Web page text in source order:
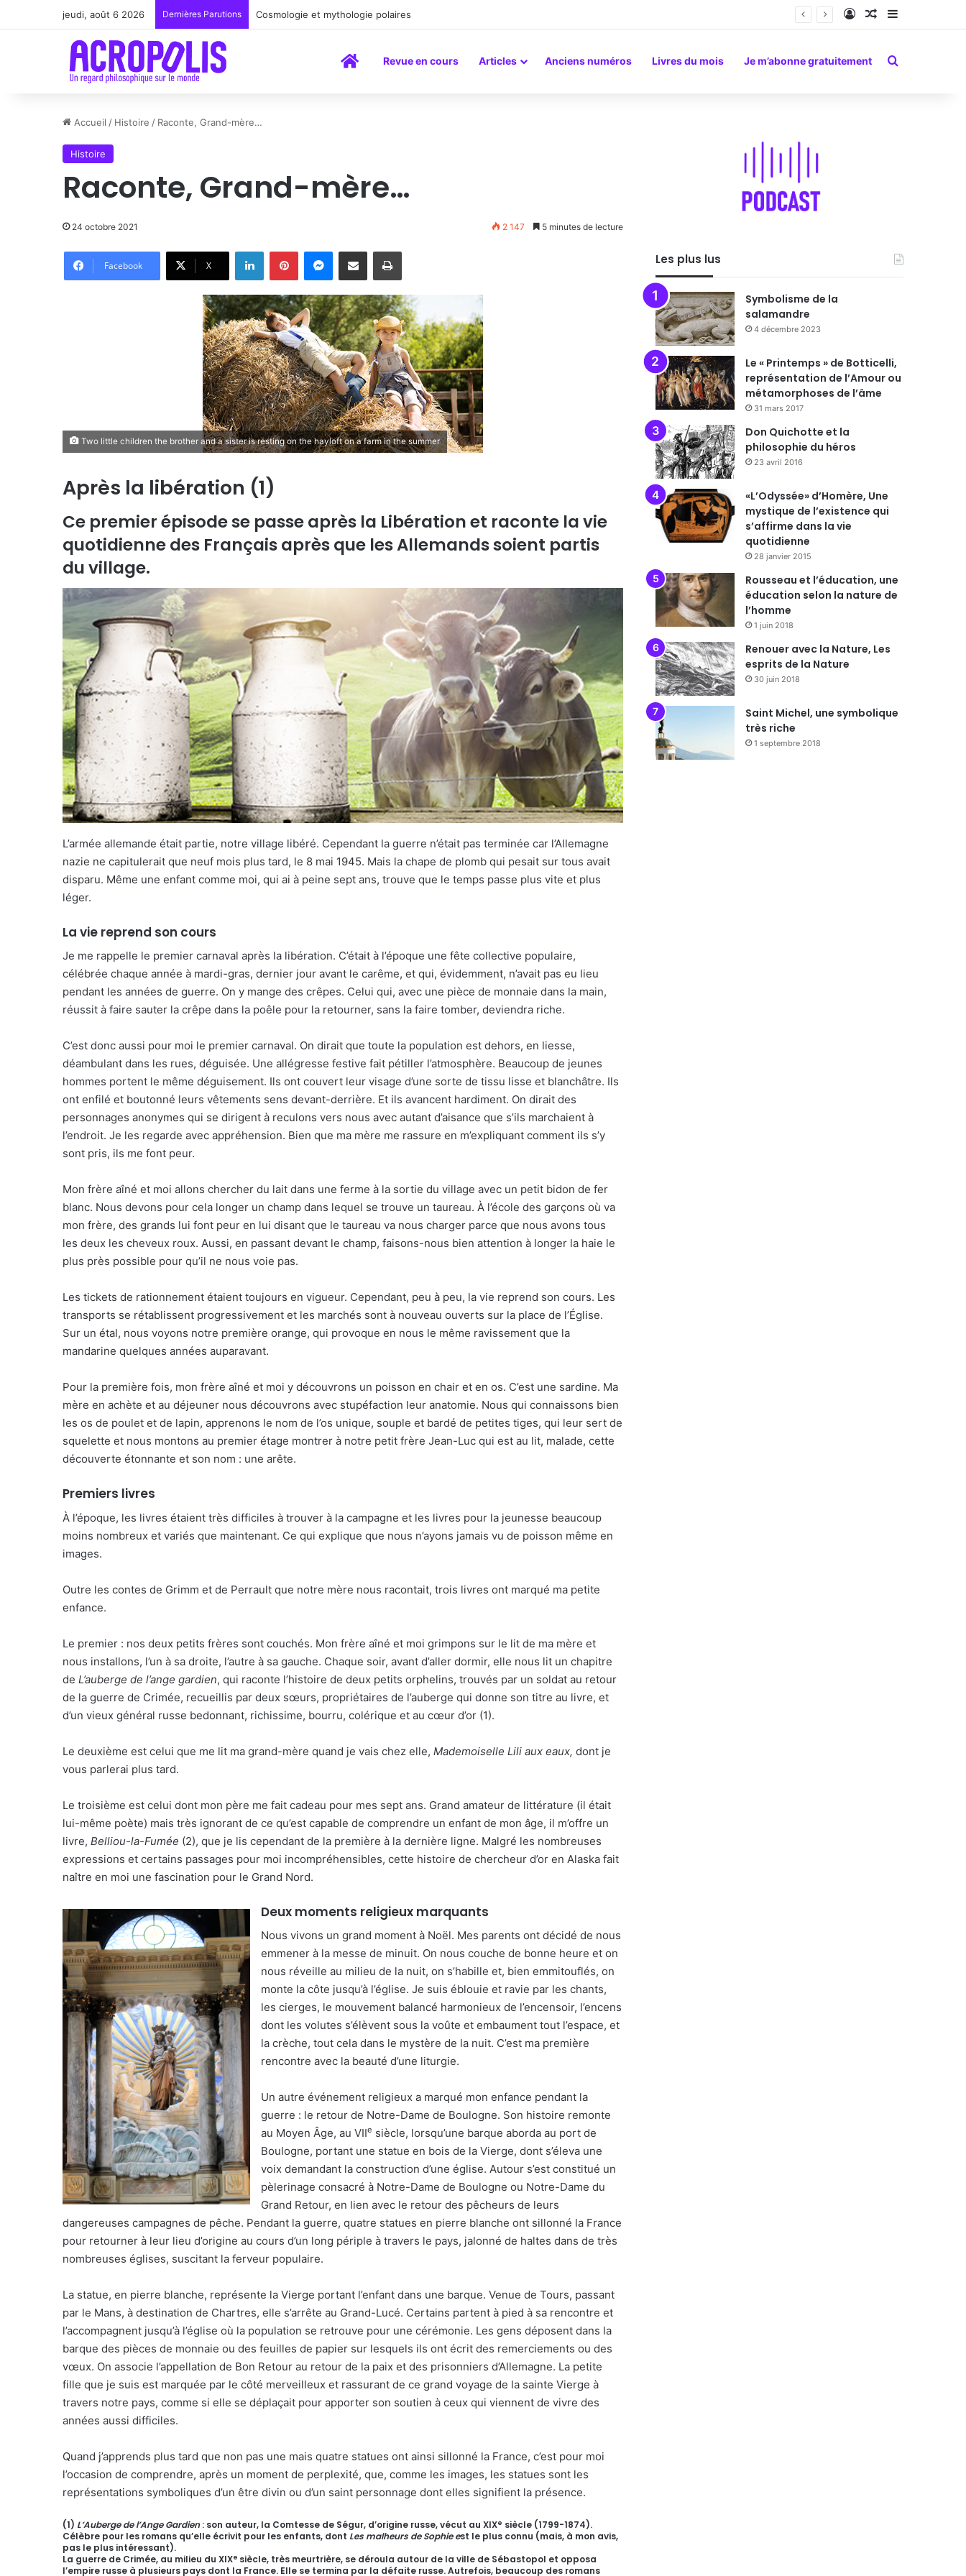
jeudi, août 6 2026 Dernières Parutions Cosmologie et mythologie polaires Connexion
Article Aléatoire
Sidebar
AccueilRevue en cours Articles Anciens numéros Livres du mois Je m’abonne gratuitement Rechercher
Accueil / Histoire / Raconte, Grand-mère…
Histoire
Raconte, Grand-mère…
24 octobre 2021 2 147 5 minutes de lecture
Facebook X
LinkedinPinterestMessenger
Partager par email Imprimer
Two little children the brother and a sister is resting on the hayloft on a farm in the summer
Après la libération (1)
Ce premier épisode se passe après la Libération et raconte la vie
quotidienne des Français après que les Allemands soient partis
du village.
L’armée allemande était partie, notre village libéré. Cependant la guerre n’était pas terminée car l’Allemagne
nazie ne capitulerait que neuf mois plus tard, le 8 mai 1945. Mais la chape de plomb qui pesait sur tous avait
disparu. Même une enfant comme moi, qui ai à peine sept ans, trouve que le temps passe plus vite et plus
léger.
La vie reprend son cours
Je me rappelle le premier carnaval après la libération. C’était à l’époque une fête collective populaire,
célébrée chaque année à mardi-gras, dernier jour avant le carême, et qui, évidemment, n’avait pas eu lieu
pendant les années de guerre. On y mange des crêpes. Celui qui, avec une pièce de monnaie dans la main,
réussit à faire sauter la crêpe dans la poêle pour la retourner, sans la faire tomber, deviendra riche.
C’est donc aussi pour moi le premier carnaval. On dirait que toute la population est dehors, en liesse,
déambulant dans les rues, déguisée. Une allégresse festive fait pétiller l’atmosphère. Beaucoup de jeunes
hommes portent le même déguisement. Ils ont couvert leur visage d’une sorte de tissu lisse et blanchâtre. Ils
ont enfilé et boutonné leurs vêtements sens devant-derrière. Et ils avancent hardiment. On dirait des
personnages anonymes qui se dirigent à reculons vers nous avec autant d’aisance que s’ils marchaient à
l’endroit. Je les regarde avec appréhension. Bien que ma mère me rassure en m’expliquant comment ils s’y
sont pris, ils me font peur.
Mon frère aîné et moi allons chercher du lait dans une ferme à la sortie du village avec un petit bidon de fer
blanc. Nous devons pour cela longer un champ dans lequel se trouve un taureau. À l’école des garçons où va
mon frère, des grands lui font peur en lui disant que le taureau va nous charger parce que nous avons tous
les deux les cheveux roux. Aussi, en passant devant le champ, faisons-nous bien attention à longer la haie le
plus près possible pour qu’il ne nous voie pas.
Les tickets de rationnement étaient toujours en vigueur. Cependant, peu à peu, la vie reprend son cours. Les
transports se rétablissent progressivement et les marchés sont à nouveau ouverts sur la place de l’Église.
Sur un étal, nous voyons notre première orange, qui provoque en nous le même ravissement que la
mandarine quelques années auparavant.
Pour la première fois, mon frère aîné et moi y découvrons un poisson en chair et en os. C’est une sardine. Ma
mère en achète et au déjeuner nous découvrons avec stupéfaction leur anatomie. Nous qui connaissons bien
les os de poulet et de lapin, apprenons le nom de l’os unique, souple et bardé de petites tiges, qui leur sert de
squelette et nous montons au premier étage montrer à notre petit frère Jean-Luc qui est au lit, malade, cette
découverte étonnante et son nom : une arête.
Premiers livres
À l’époque, les livres étaient très difficiles à trouver à la campagne et les livres pour la jeunesse beaucoup
moins nombreux et variés que maintenant. Ce qui explique que nous n’ayons jamais vu de poisson même en
images.
Outre les contes de Grimm et de Perrault que notre mère nous racontait, trois livres ont marqué ma petite
enfance.
Le premier : nos deux petits frères sont couchés. Mon frère aîné et moi grimpons sur le lit de ma mère et
nous installons, l’un à sa droite, l’autre à sa gauche. Chaque soir, avant d’aller dormir, elle nous lit un chapitre
de L’auberge de l’ange gardien, qui raconte l’histoire de deux petits orphelins, trouvés par un soldat au retour
de la guerre de Crimée, recueillis par deux sœurs, propriétaires de l’auberge qui donne son titre au livre, et
d’un vieux général russe bedonnant, richissime, bourru, colérique et au cœur d’or (1).
Le deuxième est celui que me lit ma grand-mère quand je vais chez elle, Mademoiselle Lili aux eaux, dont je
vous parlerai plus tard.
Le troisième est celui dont mon père me fait cadeau pour mes sept ans. Grand amateur de littérature (il était
lui-même poète) mais très ignorant de ce qu’est capable de comprendre un enfant de mon âge, il m’offre un
livre, Belliou-la-Fumée (2), que je lis cependant de la première à la dernière ligne. Malgré les nombreuses
expressions et certains passages pour moi incompréhensibles, cette histoire de chercheur d’or en Alaska fait
naître en moi une fascination pour le Grand Nord.
Deux moments religieux marquants
Nous vivons un grand moment à Noël. Mes parents ont décidé de nous
emmener à la messe de minuit. On nous couche de bonne heure et on
nous réveille au milieu de la nuit, on s’habille et, bien emmitouflés, on
monte la côte jusqu’à l’église. Je suis éblouie et ravie par les chants,
les cierges, le mouvement balancé harmonieux de l’encensoir, l’encens
dont les volutes s’élèvent sous la voûte et embaument tout l’espace, et
la crèche, tout cela dans le mystère de la nuit. C’est ma première
rencontre avec la beauté d’une liturgie.
Un autre événement religieux a marqué mon enfance pendant la
guerre : le retour de Notre-Dame de Boulogne. Son histoire remonte
au Moyen Âge, au VIIe siècle, lorsqu’une barque aborda au port de
Boulogne, portant une statue en bois de la Vierge, dont s’éleva une
voix demandant la construction d’une église. Autour s’est constitué un
pèlerinage consacré à Notre-Dame de Boulogne ou Notre-Dame du
Grand Retour, en lien avec le retour des pêcheurs de leurs
dangereuses campagnes de pêche. Pendant la guerre, quatre statues en pierre blanche ont sillonné la France
pour retourner à leur lieu d’origine au cours d’un long périple à travers le pays, jalonné de haltes dans de très
nombreuses églises, suscitant la ferveur populaire.
La statue, en pierre blanche, représente la Vierge portant l’enfant dans une barque. Venue de Tours, passant
par le Mans, à destination de Chartres, elle s’arrête au Grand-Lucé. Certains partent à pied à sa rencontre et
l’accompagnent jusqu’à l’église où la population se retrouve pour une cérémonie. Les gens déposent dans la
barque des pièces de monnaie ou des feuilles de papier sur lesquels ils ont écrit des remerciements ou des
vœux. On associe l’appellation de Bon Retour au retour de la paix et des prisonniers d’Allemagne. La petite
fille que je suis est marquée par le côté merveilleux et rassurant de ce grand voyage de la sainte Vierge à
travers notre pays, comme si elle se déplaçait pour apporter son soutien à ceux qui viennent de vivre des
années aussi difficiles.
Quand j’apprends plus tard que non pas une mais quatre statues ont ainsi sillonné la France, c’est pour moi
l’occasion de comprendre, après un moment de perplexité, que, comme les images, les statues sont les
représentations symboliques d’un être divin ou d’un saint personnage dont elles signifient la présence.
(1) L’Auberge de l’Ange Gardien: son auteur, la Comtesse de Ségur, d’origine russe, vécut au XIXe siècle (1799-1874).
Célèbre pour les romans qu’elle écrivit pour les enfants, dont Les malheurs de Sophie est le plus connu (mais, à mon avis,
pas le plus intéressant).
La guerre de Crimée, au milieu du XIXe siècle, très meurtrière, se déroula autour de la ville de Sébastopol et opposa
l’empire russe à plusieurs pays dont la France. Elle se termina par la défaite russe. Autrefois, beaucoup des romans
Les plus lus
Symbolisme de la
salamandre
4 décembre 2023
Le « Printemps » de Botticelli,
représentation de l’Amour ou
métamorphoses de l’âme
31 mars 2017
Don Quichotte et la
philosophie du héros
23 avril 2016
«L’Odyssée» d’Homère, Une
mystique de l’existence qui
s’affirme dans la vie
quotidienne
28 janvier 2015
Rousseau et l’éducation, une
éducation selon la nature de
l’homme
1 juin 2018
Renouer avec la Nature, Les
esprits de la Nature
30 juin 2018
Saint Michel, une symbolique
très riche
1 septembre 2018